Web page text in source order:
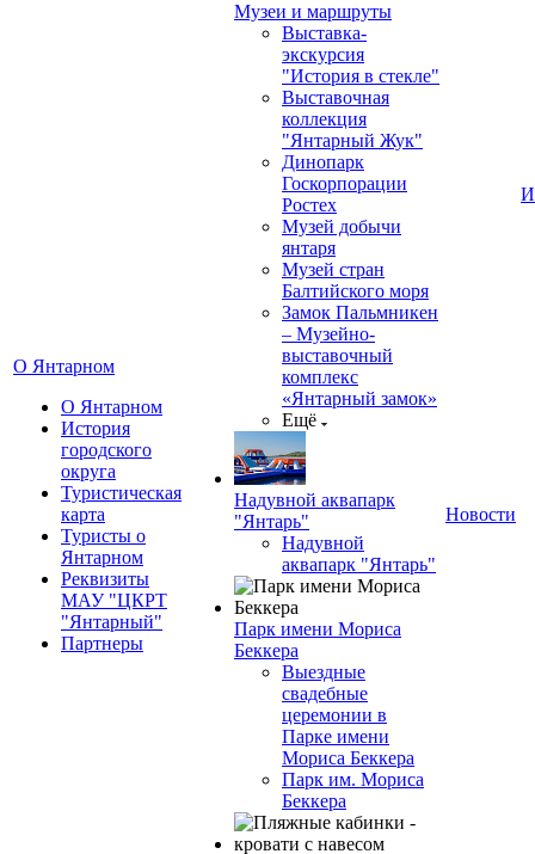
О Янтарном
О Янтарном
История
городского
округа
Туристическая
карта
Туристы о
Янтарном
Реквизиты
МАУ "ЦКРТ
"Янтарный"
Партнеры
Музеи и маршруты
Выставка-
экскурсия
"История в стекле"
Выставочная
коллекция
"Янтарный Жук"
Динопарк
Госкорпорации
Ростех
Музей добычи
янтаря
Музей стран
Балтийского моря
Замок Пальмникен
– Музейно-
выставочный
комплекс
«Янтарный замок»
Ещё
Надувной аквапарк
"Янтарь"
Надувной
аквапарк "Янтарь"
Парк имени Мориса
Беккера
Выездные
свадебные
церемонии в
Парке имени
Мориса Беккера
Парк им. Мориса
Беккера
Новости